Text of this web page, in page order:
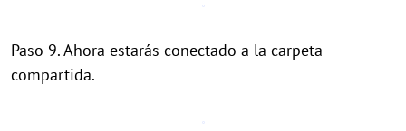
Paso 9. Ahora estarás conectado a la carpeta
compartida.